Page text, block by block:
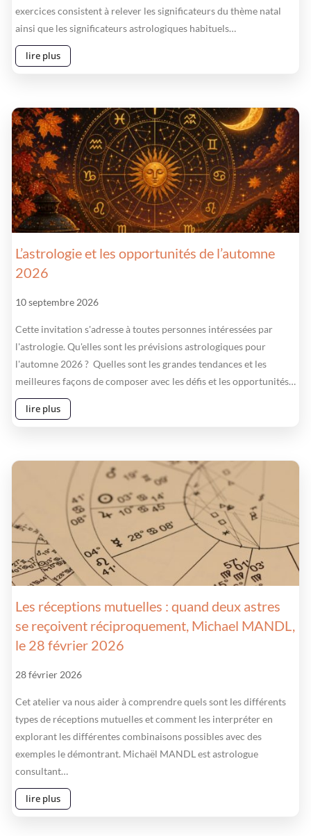
exercices consistent à relever les significateurs du thème natal
ainsi que les significateurs astrologiques habituels…
lire plus
L’astrologie et les opportunités de l’automne
2026
10 septembre 2026
Cette invitation s'adresse à toutes personnes intéressées par
l'astrologie. Qu'elles sont les prévisions astrologiques pour
l'automne 2026 ? Quelles sont les grandes tendances et les
meilleures façons de composer avec les défis et les opportunités…
lire plus
Les réceptions mutuelles : quand deux astres
se reçoivent réciproquement, Michael MANDL,
le 28 février 2026
28 février 2026
Cet atelier va nous aider à comprendre quels sont les différents
types de réceptions mutuelles et comment les interpréter en
explorant les différentes combinaisons possibles avec des
exemples le démontrant. Michaël MANDL est astrologue
consultant…
lire plus